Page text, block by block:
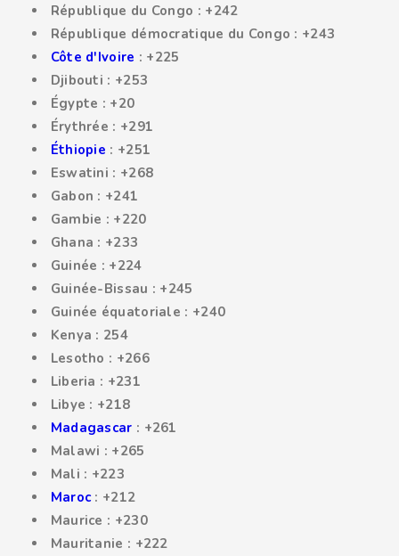
République du Congo : +242
République démocratique du Congo : +243
Côte d'Ivoire : +225
Djibouti : +253
Égypte : +20
Érythrée : +291
Éthiopie : +251
Eswatini : +268
Gabon : +241
Gambie : +220
Ghana : +233
Guinée : +224
Guinée-Bissau : +245
Guinée équatoriale : +240
Kenya : 254
Lesotho : +266
Liberia : +231
Libye : +218
Madagascar : +261
Malawi : +265
Mali : +223
Maroc : +212
Maurice : +230
Mauritanie : +222